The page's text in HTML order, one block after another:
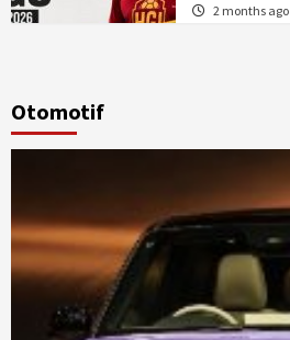
2 months ago
Otomotif